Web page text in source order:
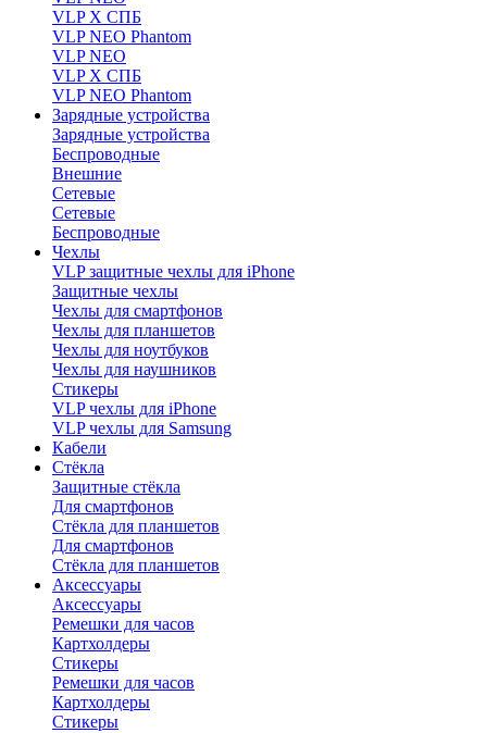
VLP X СПБ
VLP NEO Phantom
VLP NEO
VLP X СПБ
VLP NEO Phantom
Зарядные устройства
Зарядные устройства
Беспроводные
Внешние
Сетевые
Сетевые
Беспроводные
Чехлы
VLP защитные чехлы для iPhone
Защитные чехлы
Чехлы для смартфонов
Чехлы для планшетов
Чехлы для ноутбуков
Чехлы для наушников
Стикеры
VLP чехлы для iPhone
VLP чехлы для Samsung
Кабели
Стёкла
Защитные стёкла
Для смартфонов
Стёкла для планшетов
Для смартфонов
Стёкла для планшетов
Аксессуары
Аксессуары
Ремешки для часов
Картхолдеры
Стикеры
Ремешки для часов
Картхолдеры
Стикеры